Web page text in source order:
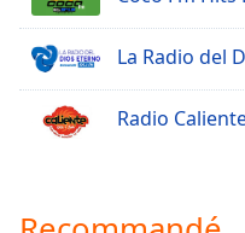
Reset
Done
Close
La Radio del
Radio